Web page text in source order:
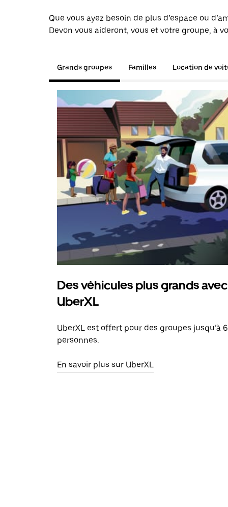
Que vous ayez besoin de plus d’espace ou
Devon vous aideront, vous et votre groupe, à
Grands groupes Familles Location de
Des véhicules plus grands avec
UberXL
UberXL est offert pour des groupes jusqu’à 6
personnes.
En savoir plus sur UberXL